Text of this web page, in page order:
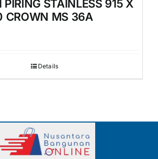
STAINLESS 915 X
CROWN MS 36A
Details